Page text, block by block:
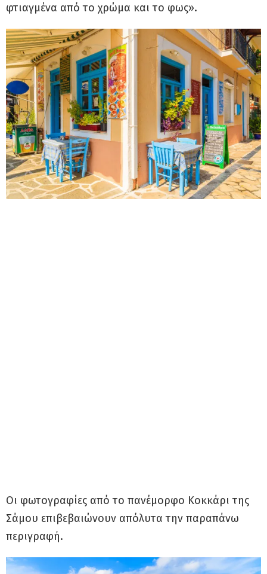
φτιαγμένα από το χρώμα και το φως».
Οι φωτογραφίες από το πανέμορφο Κοκκάρι της
Σάμου επιβεβαιώνουν απόλυτα την παραπάνω
περιγραφή.